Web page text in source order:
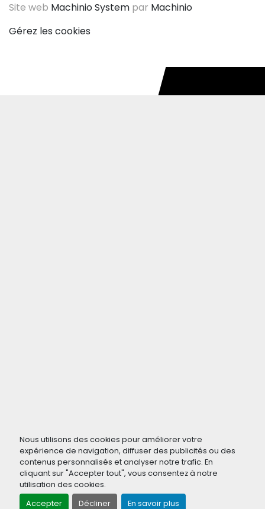
Nous utilisons des cookies pour améliorer votre
expérience de navigation, diffuser des publicités ou des
contenus personnalisés et analyser notre trafic. En
cliquant sur "Accepter tout", vous consentez à notre
utilisation des cookies.
Accepter
Décliner En savoir plus
Site web Machinio System par Machinio
Gérez les cookies